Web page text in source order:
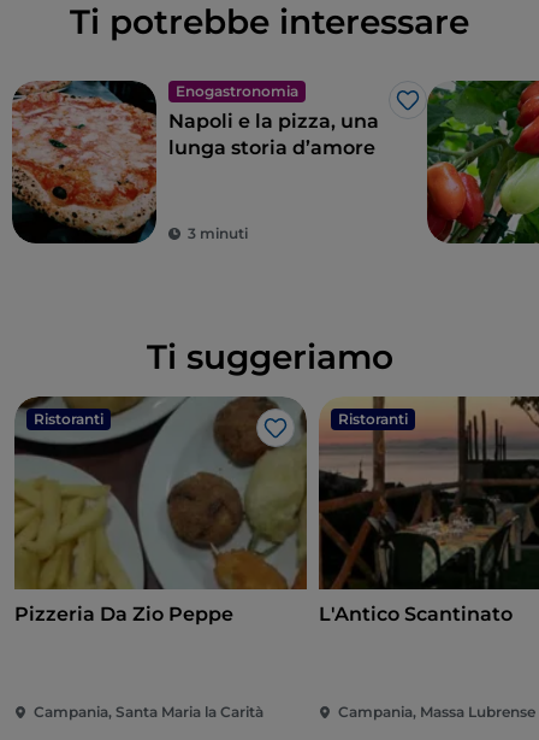
Ti potrebbe interessare
Enogastronomia
Like
Napoli e la pizza, una
lunga storia d’amore
3 minuti
Ti suggeriamo
Ristoranti
Like
Pizzeria Da Zio Peppe
Campania, Santa Maria la Carità
Ristoranti
L'Antico Scantinato
Campania, Massa Lubrense